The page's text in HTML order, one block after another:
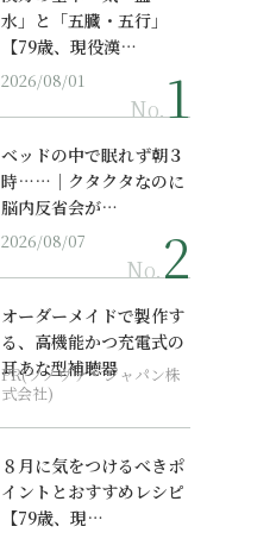
水」と「五臓・五行」
【79歳、現役漢…
2026/08/01
No.
ベッドの中で眠れず朝３
時……｜クタクタなのに
脳内反省会が…
2026/08/07
No.
オーダーメイドで製作す
る、高機能かつ充電式の
耳あな型補聴器
PR(ソノヴァ・ジャパン株
式会社)
８月に気をつけるべきポ
イントとおすすめレシピ
【79歳、現…